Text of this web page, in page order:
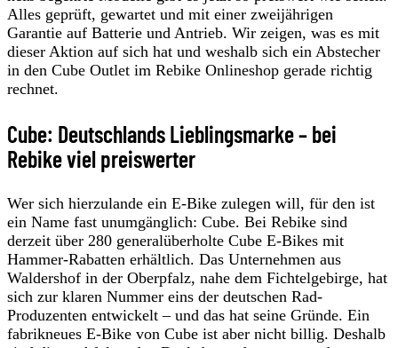
Alles geprüft, gewartet und mit einer zweijährigen
Garantie auf Batterie und Antrieb. Wir zeigen, was es mit
dieser Aktion auf sich hat und weshalb sich ein Abstecher
in den Cube Outlet im Rebike Onlineshop gerade richtig
rechnet.
Cube: Deutschlands Lieblingsmarke – bei
Rebike viel preiswerter
Wer sich hierzulande ein E-Bike zulegen will, für den ist
ein Name fast unumgänglich: Cube. Bei Rebike sind
derzeit über 280 generalüberholte Cube E-Bikes mit
Hammer-Rabatten erhältlich. Das Unternehmen aus
Waldershof in der Oberpfalz, nahe dem Fichtelgebirge, hat
sich zur klaren Nummer eins der deutschen Rad-
Produzenten entwickelt – und das hat seine Gründe. Ein
fabrikneues E-Bike von Cube ist aber nicht billig. Deshalb